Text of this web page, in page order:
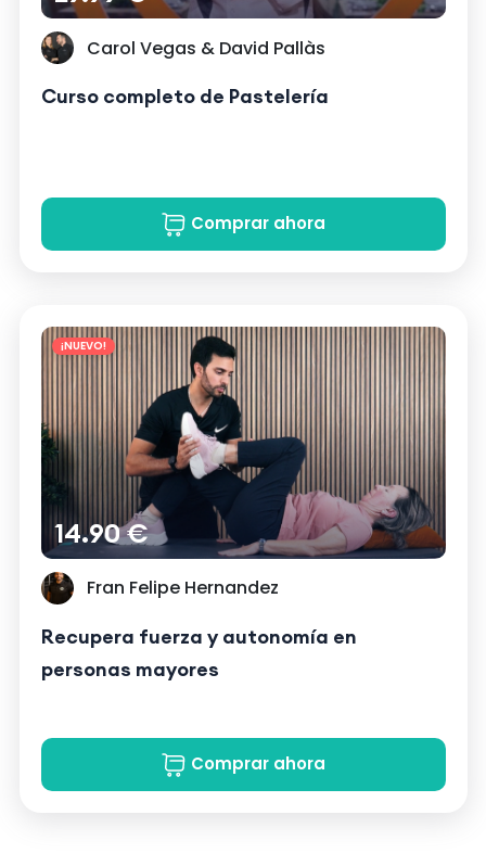
Carol Vegas & David Pallàs
Curso completo de Pastelería
Comprar ahora
¡NUEVO!
14.90 €
Fran Felipe Hernandez
Recupera fuerza y autonomía en
personas mayores
Comprar ahora